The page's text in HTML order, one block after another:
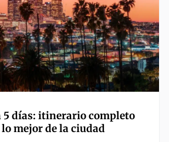
5 días: itinerario completo
mejor de la ciudad